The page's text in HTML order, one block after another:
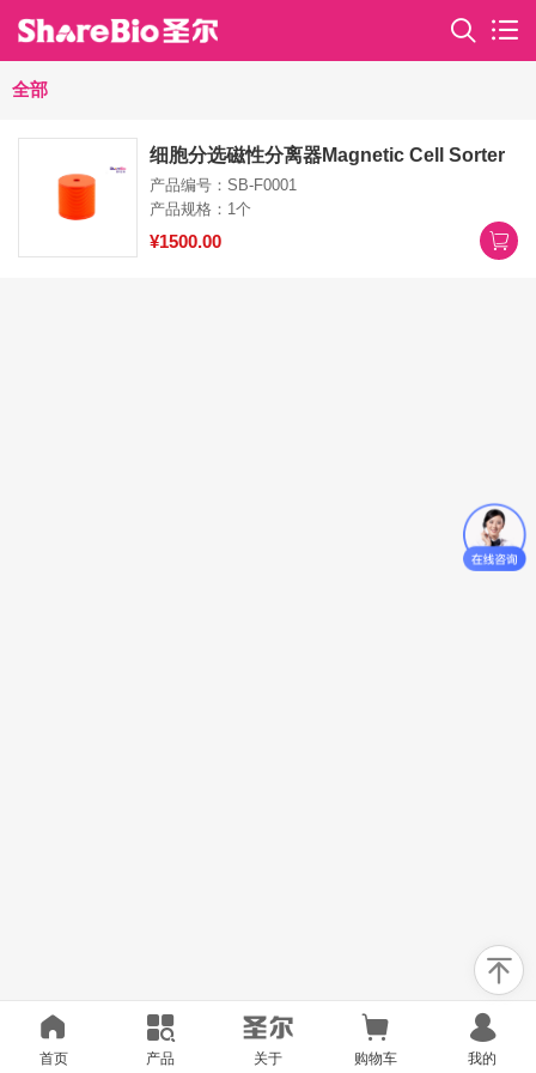
全部
细胞分选磁性分离器Magnetic Cell Sorter
产品编号：SB-F0001
产品规格：1个
¥1500.00
首页 产品 关于 购物车 我的